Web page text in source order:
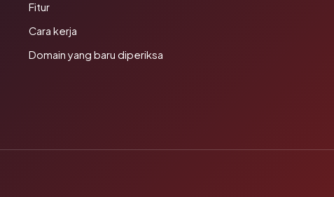
Fitur
Cara kerja
Domain yang baru diperiksa